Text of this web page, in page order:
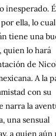
inesperado.
ella, lo cual
tiene una
quien lo hará
de
A la
con su
narra la
una sensual
a quien aún